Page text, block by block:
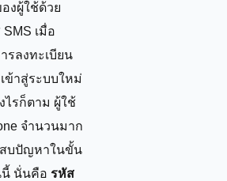
งผู้ใช้ด้วย
เมื่อ
รลงทะเบียน
ข้าสู่ระบบใหม่
ไรก็ตาม ผู้ใช้
จำนวนมาก
บปัญหาในขั้น
นั่นคือ รหัส